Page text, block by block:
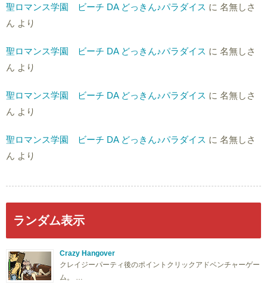
聖ロマンス学園 ビーチ DA どっきん♪パラダイス に 名無しさ
ん より
聖ロマンス学園 ビーチ DA どっきん♪パラダイス に 名無しさ
ん より
聖ロマンス学園 ビーチ DA どっきん♪パラダイス に 名無しさ
ん より
聖ロマンス学園 ビーチ DA どっきん♪パラダイス に 名無しさ
ん より
ランダム表示
Crazy Hangover
クレイジーパーティ後のポイントクリックアドベンチャーゲー
ム。 …